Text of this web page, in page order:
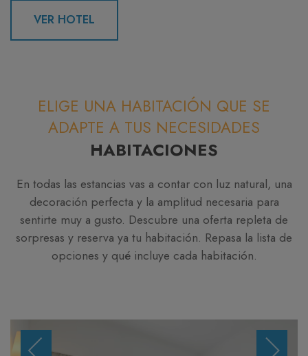
VER HOTEL
ELIGE UNA HABITACIÓN QUE SE
ADAPTE A TUS NECESIDADES
HABITACIONES
En todas las estancias vas a contar con luz natural, una
decoración perfecta y la amplitud necesaria para
sentirte muy a gusto. Descubre una oferta repleta de
sorpresas y reserva ya tu habitación. Repasa la lista de
opciones y qué incluye cada habitación.